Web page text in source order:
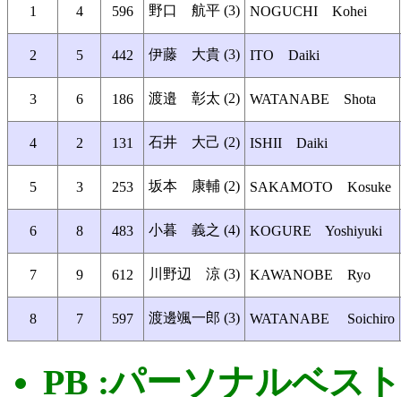
1 4 596 野口 航平 (3) NOGUCHI Kohei
2 5 442 伊藤 大貴 (3) ITO Daiki
3 6 186 渡邉 彰太 (2) WATANABE Shota
4 2 131 石井 大己 (2) ISHII Daiki
5 3 253 坂本 康輔 (2) SAKAMOTO Kosuke
6 8 483 小暮 義之 (4) KOGURE Yoshiyuki
7 9 612 川野辺 涼 (3) KAWANOBE Ryo
8 7 597 渡邊颯一郎 (3) WATANABE Soichiro
PB :パーソナルベスト